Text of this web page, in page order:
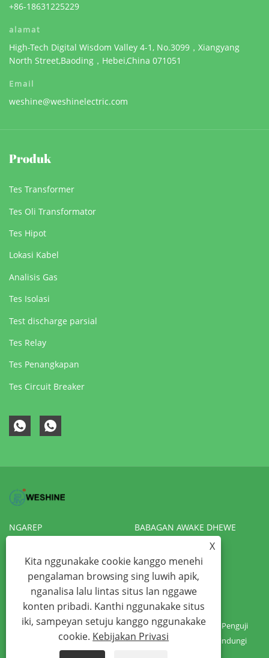
+86-18631225229
alamat
High-Tech Digital Wisdom Valley 4-1, No.3099，Xiangyang
North Street,Baoding，Hebei,China 071051
Email
weshine@weshinelectric.com
Produk
Tes Transformer
Tes Oli Transformator
Tes Hipot
Lokasi Kabel
Analisis Gas
Tes Isolasi
Test discharge parsial
Tes Relay
Tes Penangkapan
Tes Circuit Breaker
NGAREP
BABAGAN AWAKE DHEWE
NGUNDHUH
KIRIM PITAKONAN
HUBUNGI KITA
VR
Hak Cipta © 2022 Weshine Electric Manufacturing Co., Ltd. - Penguji
Transformer, Penguji Hipot, Penguji Insulasi - Kabeh Hak Dilindungi
X
Kita nggunakake cookie kanggo menehi
pengalaman browsing sing luwih apik,
nganalisa lalu lintas situs lan nggawe
konten pribadi. Kanthi nggunakake situs
iki, sampeyan setuju kanggo nggunakake
cookie. Kebijakan Privasi